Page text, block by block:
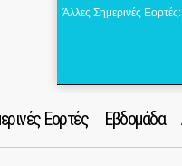
Άλλες Σημερινές Εορτές:
Εορτές Εβδομάδα